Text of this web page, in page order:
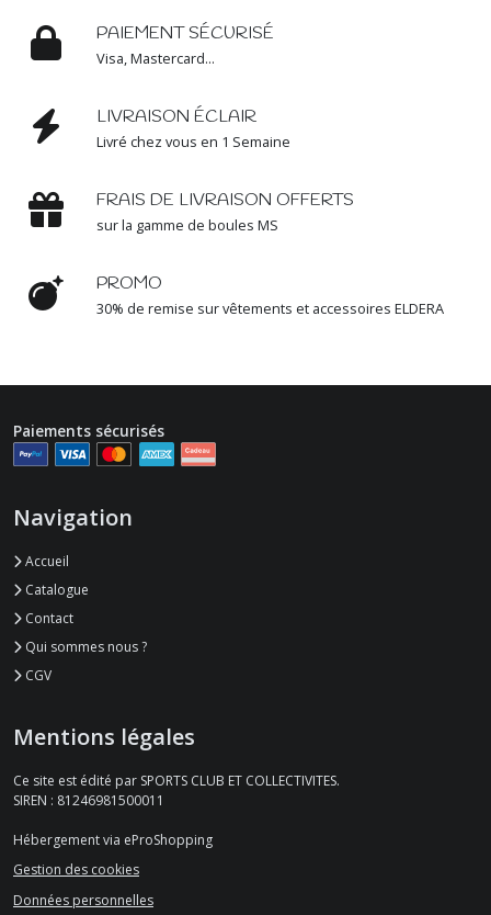
PAIEMENT SÉCURISÉ
Visa, Mastercard...
LIVRAISON ÉCLAIR
Livré chez vous en 1 Semaine
FRAIS DE LIVRAISON OFFERTS
sur la gamme de boules MS
PROMO
30% de remise sur vêtements et accessoires ELDERA
PANTALONS
POLOS
M-
ZIPPÉ
(18)
SHIRTS
VESTE
SURVÊTEMENT
(24)
ACCESSOIRES
(11)
PANTACOURTS-
Afficher
les
résultats
Paiements sécurisés
Navigation
Accueil
Catalogue
Contact
Qui sommes nous ?
CGV
Mentions légales
Ce site est édité par SPORTS CLUB ET COLLECTIVITES.
SIREN : 81246981500011
Hébergement via eProShopping
Gestion des cookies
Données personnelles